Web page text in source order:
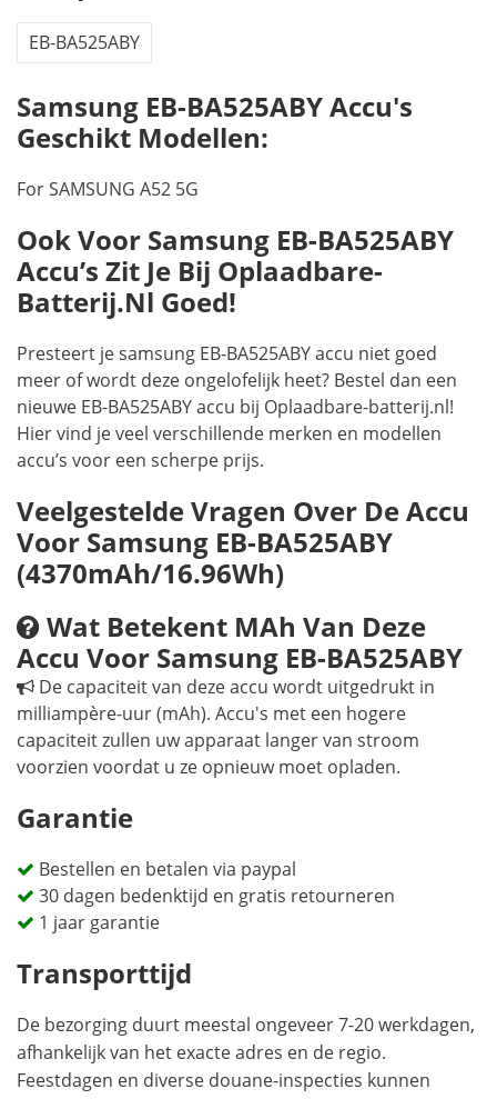
EB-BA525ABY
Samsung EB-BA525ABY Accu's
Geschikt Modellen:
For SAMSUNG A52 5G
Ook Voor Samsung EB-BA525ABY
Accu’s Zit Je Bij Oplaadbare-
Batterij.nl Goed!
Presteert je samsung EB-BA525ABY accu niet goed
meer of wordt deze ongelofelijk heet? Bestel dan een
nieuwe EB-BA525ABY accu bij Oplaadbare-batterij.nl!
Hier vind je veel verschillende merken en modellen
accu’s voor een scherpe prijs.
Veelgestelde Vragen Over De Accu
Voor Samsung EB-BA525ABY
(4370mAh/16.96Wh)
Wat Betekent MAh Van Deze
Accu Voor Samsung EB-BA525ABY
De capaciteit van deze accu wordt uitgedrukt in
milliampère-uur (mAh). Accu's met een hogere
capaciteit zullen uw apparaat langer van stroom
voorzien voordat u ze opnieuw moet opladen.
Garantie
Bestellen en betalen via paypal
30 dagen bedenktijd en gratis retourneren
1 jaar garantie
Transporttijd
De bezorging duurt meestal ongeveer 7-20 werkdagen,
afhankelijk van het exacte adres en de regio.
Feestdagen en diverse douane-inspecties kunnen